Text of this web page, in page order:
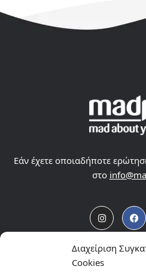
Διαχείριση
Cookies
Εάν έχετε οποιαδήποτε
στο
Προϊόντα Madpet